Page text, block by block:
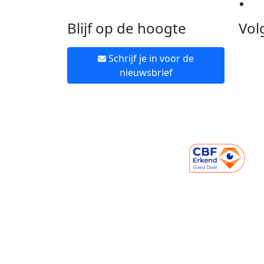
Blijf op de hoogte
Schrijf je in voor de
nieuwsbrief